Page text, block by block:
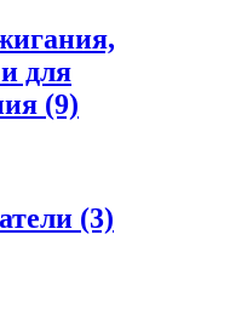
для
(9)
(3)